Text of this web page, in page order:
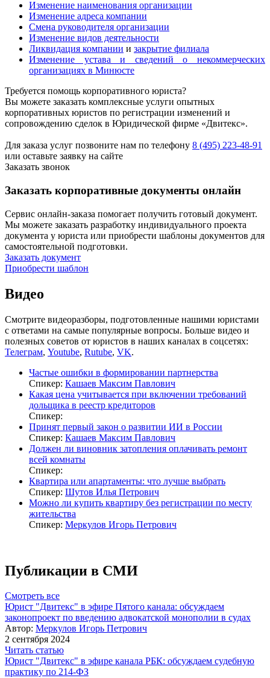
Изменение наименования организации
Изменение адреса компании
Смена руководителя организации
Изменение видов деятельности
Ликвидация компании и закрытие филиала
Изменение устава и сведений о некоммерческих
организациях в Минюсте
Требуется помощь корпоративного юриста?
Вы можете заказать комплексные услуги опытных
корпоративных юристов по регистрации изменений и
сопровождению сделок в Юридической фирме «Двитекс».
Для заказа услуг позвоните нам по телефону 8 (495) 223-48-91
или оставьте заявку на сайте
Заказать звонок
Заказать корпоративные документы онлайн
Сервис онлайн-заказа помогает получить готовый документ.
Мы можете заказать разработку индивидуального проекта
документа у юриста или приобрести шаблоны документов для
самостоятельной подготовки.
Заказать документ
Приобрести шаблон
Видео
Смотрите видеоразборы, подготовленные нашими юристами
с ответами на самые популярные вопросы. Больше видео и
полезных советов от юристов в наших каналах в соцсетях:
Телеграм, Youtube, Rutube, VK.
Частые ошибки в формировании партнерства
Спикер: Кашаев Максим Павлович
Какая цена учитывается при включении требований
дольщика в реестр кредиторов
Спикер:
Принят первый закон о развитии ИИ в России
Спикер: Кашаев Максим Павлович
Должен ли виновник затопления оплачивать ремонт
всей комнаты
Спикер:
Квартира или апартаменты: что лучше выбрать
Спикер: Шутов Илья Петрович
Можно ли купить квартиру без регистрации по месту
жительства
Спикер: Меркулов Игорь Петрович
Публикации в СМИ
Смотреть все
Юрист "Двитекс" в эфире Пятого канала: обсуждаем
законопроект по введению адвокатской монополии в судах
Автор: Меркулов Игорь Петрович
2 сентября 2024
Читать статью
Юрист "Двитекс" в эфире канала РБК: обсуждаем судебную
практику по 214-ФЗ